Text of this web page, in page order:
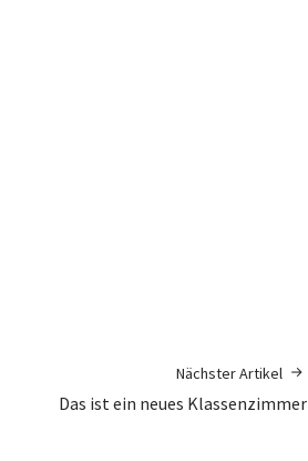
Nächster Artikel
Das ist ein neues Klassenzimmer